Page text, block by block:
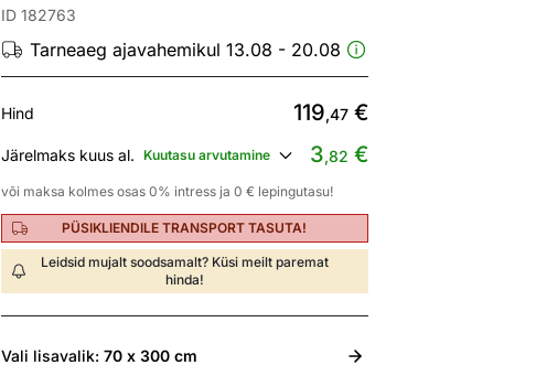
ID 182763
Tarneaeg ajavahemikul 13.08 - 20.08
Hind 119,47€
Järelmaks kuus al. Kuutasu arvutamine 3,82 €
või maksa kolmes osas 0% intress ja 0 € lepingutasu!
PÜSIKLIENDILE TRANSPORT TASUTA!
Leidsid mujalt soodsamalt? Küsi meilt paremat
hinda!
Vali lisavalik: 70 x 300 cm